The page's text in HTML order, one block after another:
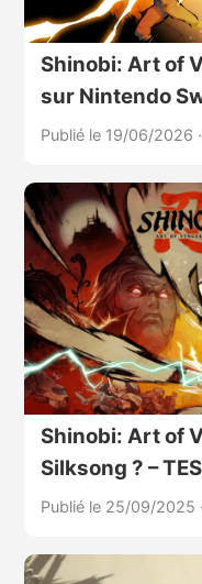
Shinobi: Art of
sur Nintendo
Publié le 19/06/2026 ·
Shinobi: Art of
Silksong ? –
Publié le 25/09/2025 ·